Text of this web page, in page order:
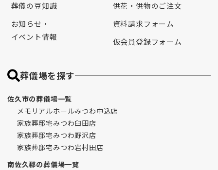
葬儀の豆知識
お知らせ・
イベント情報
供花・供物のご注文
資料請求フォーム
仮会員登録フォーム
葬儀場を探す
佐久市の葬儀場一覧
メモリアルホールみつわ中込店
家族葬邸宅みつわ臼田店
家族葬邸宅みつわ野沢店
家族葬邸宅みつわ岩村田店
南佐久郡の葬儀場一覧